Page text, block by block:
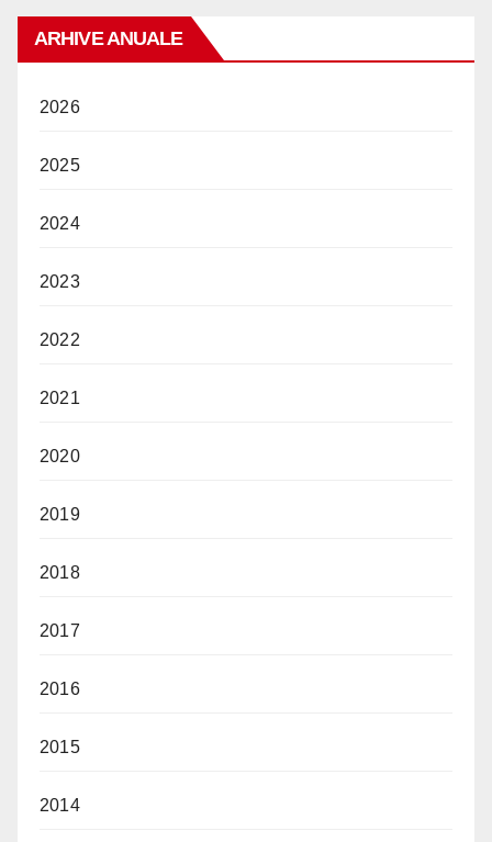
ARHIVE ANUALE
2026
2025
2024
2023
2022
2021
2020
2019
2018
2017
2016
2015
2014